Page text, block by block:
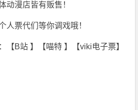
动漫店皆有贩售！
人票代们等你调戏哦！
【B站 】【喵特 】【viki电子票】